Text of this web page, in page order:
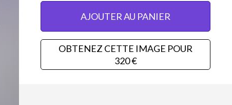
AJOUTER AU PANIER
OBTENEZ CETTE IMAGE POUR
320 €